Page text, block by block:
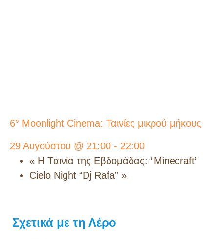
6° Moonlight Cinema: Ταινίες μικρού μήκους
29 Αυγούστου @ 21:00 - 22:00
« H Tαινία της Εβδομάδας: “Μinecraft”
Cielo Night “Dj Rafa” »
Σχετικά με τη Λέρο